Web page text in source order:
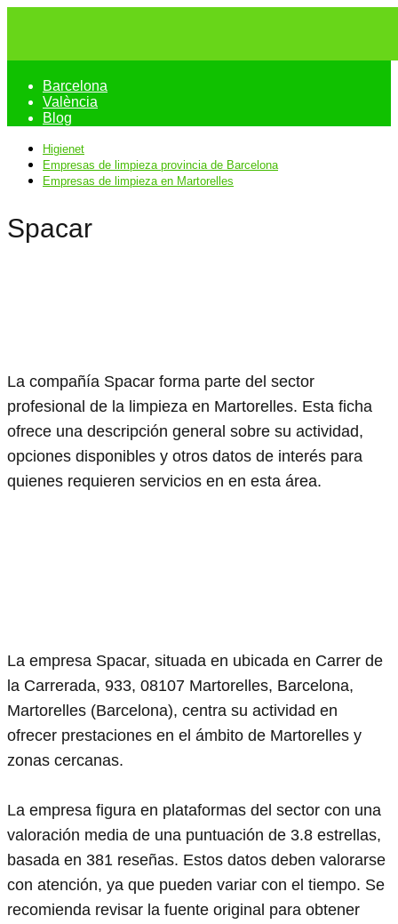
Barcelona
València
Blog
Higienet
Empresas de limpieza provincia de Barcelona
Empresas de limpieza en Martorelles
Spacar
La compañía Spacar forma parte del sector
profesional de la limpieza en Martorelles. Esta ficha
ofrece una descripción general sobre su actividad,
opciones disponibles y otros datos de interés para
quienes requieren servicios en en esta área.
La empresa Spacar, situada en ubicada en Carrer de
la Carrerada, 933, 08107 Martorelles, Barcelona,
Martorelles (Barcelona), centra su actividad en
ofrecer prestaciones en el ámbito de Martorelles y
zonas cercanas.
La empresa figura en plataformas del sector con una
valoración media de una puntuación de 3.8 estrellas,
basada en 381 reseñas. Estos datos deben valorarse
con atención, ya que pueden variar con el tiempo. Se
recomienda revisar la fuente original para obtener